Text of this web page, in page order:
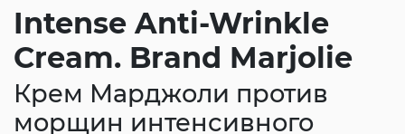
Intense Anti-Wrinkle
Cream. Brand Marjolie
Крем Марджоли против
морщин интенсивного